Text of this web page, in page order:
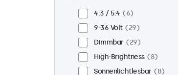
4:3 / 5:4
6
9-36 Volt
29
Dimmbar
29
High-Brightness
8
Sonnenlichtlesbar
8